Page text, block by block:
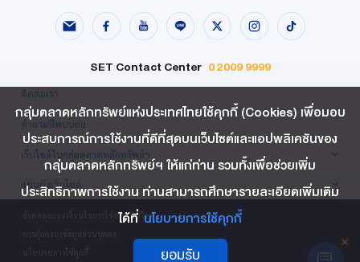
กลุ่มตลาดหลักทรัพย์แห่งประเทศไทยใช้คุกกี้ (Cookies) เพื่อมอบ
ประสบการณ์การใช้งานที่ดีที่สุดบนเว็บไซต์และแอปพลิเคชันของ
กลุ่มตลาดหลักทรัพย์ฯ ให้แก่ท่าน รวมทั้งเพื่อช่วยเพิ่ม
ประสิทธิภาพการใช้งาน ท่านสามารถศึกษารายละเอียดเพิ่มเติม
ได้ที่ นโยบายการใช้คุกกี้
ยอมรับ
SET Contact Center 0 2009 9999
ติดต่อเรา
คำถามที่พบบ่อย
เว็บไซต์ในกลุ่มตลาดหลักทรัพย์ฯ
แผนผังเว็บไซต์
ข้อตกลงและเงื่อนไขการใช้งานเว็บไซต์
การคุ้มครองข้อมูลส่วนบุคคล
นโยบายการใช้คุกกี้